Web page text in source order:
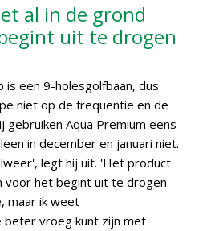
al in de grond
uit te drogen
is een 9-holesgolfbaan, dus
niet op de frequentie en de
Aqua Premium eens
in december en januari niet.
legt hij uit. 'Het product
voor het begint uit te drogen.
maar ik weet
vroeg kunt zijn met